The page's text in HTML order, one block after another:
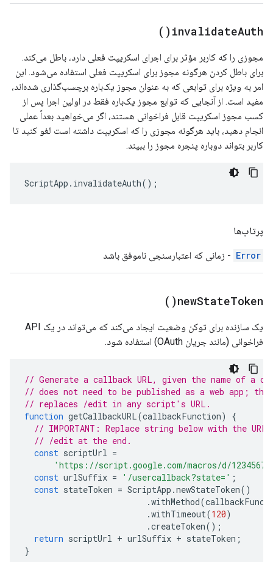
invalidateAuth(
)
مجوزی را که کاربر مؤثر برای اجرای اسکریپت فعلی دارد، باطل می‌کند.
برای باطل کردن هرگونه مجوز برای اسکریپت فعلی استفاده می‌شود. این
امر به ویژه برای توابعی که به عنوان مجوز یک‌باره برچسب‌گذاری شده‌اند،
مفید است. از آنجایی که توابع مجوز یک‌باره فقط در اولین اجرا پس از
کسب مجوز اسکریپت قابل فراخوانی هستند، اگر می‌خواهید بعداً عملی
انجام دهید، باید هرگونه مجوزی را که اسکریپت داشته است لغو کنید تا
کاربر بتواند دوباره پنجره مجوز را ببیند.
ScriptApp . invalidateAuth();
پرتاب‌ها
Error - زمانی که اعتبارسنجی ناموفق باشد
newStateToken(
)
یک سازنده برای توکن وضعیت ایجاد می‌کند که می‌تواند در یک API
فراخوانی (مانند جریان OAuth) استفاده شود.
// Generate a callback URL, given the name of a
// does not need to be published as a web app;
// replaces /edit in any script's URL.
function getCallbackURL(callbackFunction)
{
// IMPORTANT: Replace string below with the
// /edit at the end.
const scriptUrl =
'https://script.google.com/macros/d/
const urlSuffix = '/usercallback?state=' ;
const stateToken = ScriptApp .newStateToken()
.withMethod(
.withTimeout(120)
.createToken();
return scriptUrl + urlSuffix + stateToken ;
}